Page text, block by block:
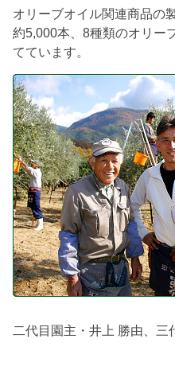
オリーブオイル関連商品の
約5,000本、8種類のオリー
てています。
二代目園主・井上 勝由、三